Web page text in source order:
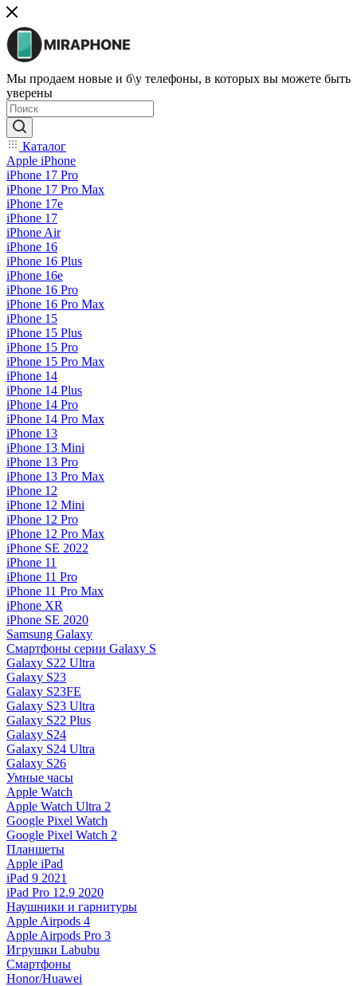
Мы продаем новые и б\у телефоны, в которых вы можете быть
уверены
Каталог
Apple iPhone
iPhone 17 Pro
iPhone 17 Pro Max
iPhone 17e
iPhone 17
iPhone Air
iPhone 16
iPhone 16 Plus
iPhone 16e
iPhone 16 Pro
iPhone 16 Pro Max
iPhone 15
iPhone 15 Plus
iPhone 15 Pro
iPhone 15 Pro Max
iPhone 14
iPhone 14 Plus
iPhone 14 Pro
iPhone 14 Pro Max
iPhone 13
iPhone 13 Mini
iPhone 13 Pro
iPhone 13 Pro Max
iPhone 12
iPhone 12 Mini
iPhone 12 Pro
iPhone 12 Pro Max
iPhone SE 2022
iPhone 11
iPhone 11 Pro
iPhone 11 Pro Max
iPhone XR
iPhone SE 2020
Samsung Galaxy
Смартфоны серии Galaxy S
Galaxy S22 Ultra
Galaxy S23
Galaxy S23FE
Galaxy S23 Ultra
Galaxy S22 Plus
Galaxy S24
Galaxy S24 Ultra
Galaxy S26
Умные часы
Apple Watch
Apple Watch Ultra 2
Google Pixel Watch
Google Pixel Watch 2
Планшеты
Apple iPad
iPad 9 2021
iPad Pro 12.9 2020
Наушники и гарнитуры
Apple Airpods 4
Apple Airpods Pro 3
Игрушки Labubu
Смартфоны
Honor/Huawei